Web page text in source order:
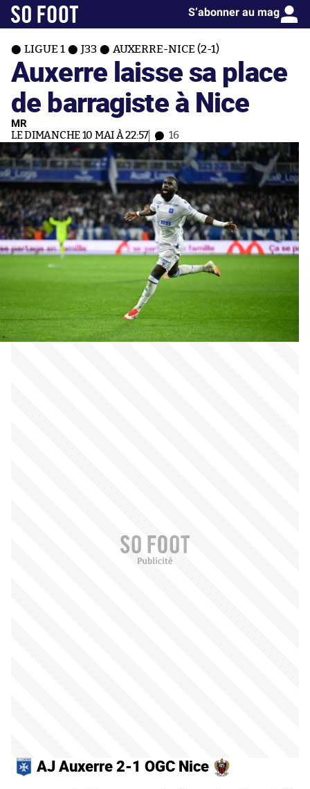
S’abonner au mag
LIGUE 1 J33 AUXERRE-NICE (2-1)
Auxerre laisse sa place
de barragiste à Nice
MR
LE DIMANCHE 10 MAI À 22:57 16
AJ Auxerre 2-1 OGC Nice